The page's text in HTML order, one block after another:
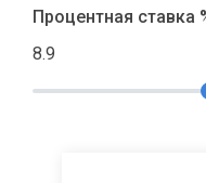
Процентная ставка
8.9